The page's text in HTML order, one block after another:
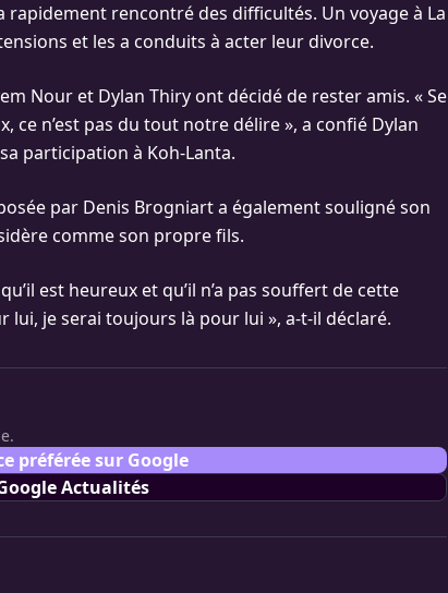
rapidement rencontré des difficultés. Un voyage à La
et les a conduits à acter leur divorce.
Nour et Dylan Thiry ont décidé de rester amis. « Se
ce n’est pas du tout notre délire », a confié Dylan
participation à Koh-Lanta.
par Denis Brogniart a également souligné son
comme son propre fils.
est heureux et qu’il n’a pas souffert de cette
lui, je serai toujours là pour lui », a-t-il déclaré.
préférée sur Google
Actualités